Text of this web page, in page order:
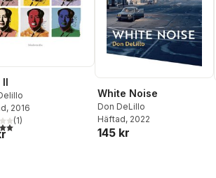
II
, 2016
5 stjärnor. Totalt antal röster:
(1)
White Noise
Don DeLillo
Häftad, 2022
145 kr